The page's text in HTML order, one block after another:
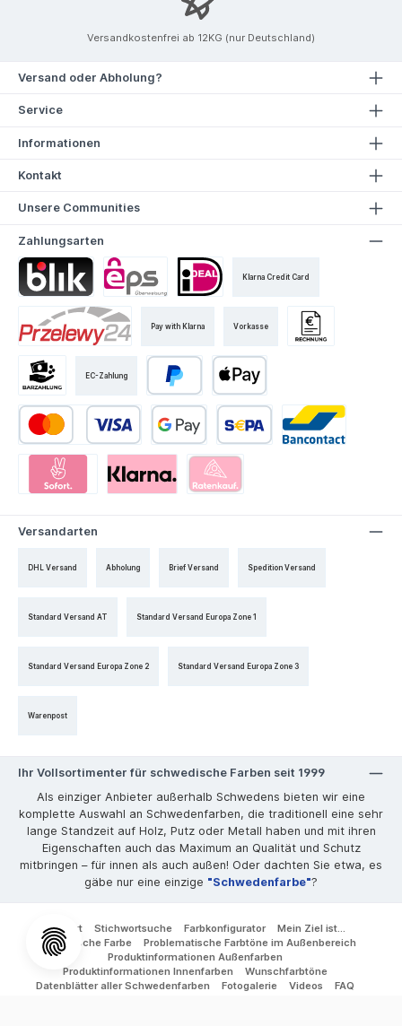
Versandkostenfrei ab 12KG (nur Deutschland)
Versand oder Abholung?
Service
Informationen
Kontakt
Unsere Communities
Zahlungsarten
Klarna Credit Card
Pay with Klarna Vorkasse
EC-Zahlung
Versandarten
DHL Versand Abholung Brief Versand Spedition Versand
Standard Versand AT Standard Versand Europa Zone 1
Standard Versand Europa Zone 2 Standard Versand Europa Zone 3
Warenpost
Ihr Vollsortimenter für schwedische Farben seit 1999
Als einziger Anbieter außerhalb Schwedens bieten wir eine
komplette Auswahl an Schwedenfarben, die traditionell eine sehr
lange Standzeit auf Holz, Putz oder Metall haben und mit ihren
Eigenschaften auch das Maximum an Qualität und Schutz
mitbringen – für innen als auch außen! Oder dachten Sie etwa, es
gäbe nur eine einzige "Schwedenfarbe"?
Kontakt Stichwortsuche Farbkonfigurator
Mein Ziel ist...
Schwedische Farbe
Problematische Farbtöne im Außenbereich
Produktinformationen Außenfarben
Produktinformationen Innenfarben
Wunschfarbtöne
Datenblätter aller Schwedenfarben
Fotogalerie Videos
FAQ